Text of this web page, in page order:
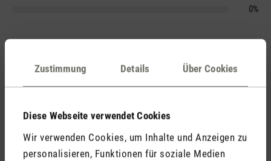
Zustimmung Details Über Cookies
Diese Webseite verwendet Cookies
Wir verwenden Cookies, um Inhalte und Anzeigen zu
personalisieren, Funktionen für soziale Medien
0%
Kommentare (0)
Deine Erkenntnisse mit anderen.